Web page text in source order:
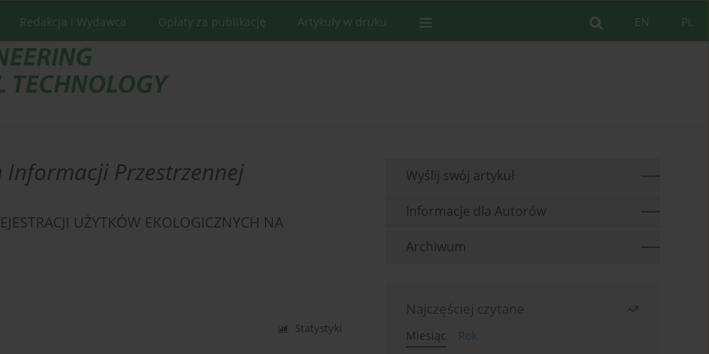
PL
EN
Redakcja i Wydawca Opłaty za publikację Artykuły w druku
Informacji Przestrzennej
UŻYTKÓW EKOLOGICZNYCH NA
Statystyki
Wyślij swój artykuł
Informacje dla Autorów
Archiwum
Najczęściej czytane
Miesiąc Rok